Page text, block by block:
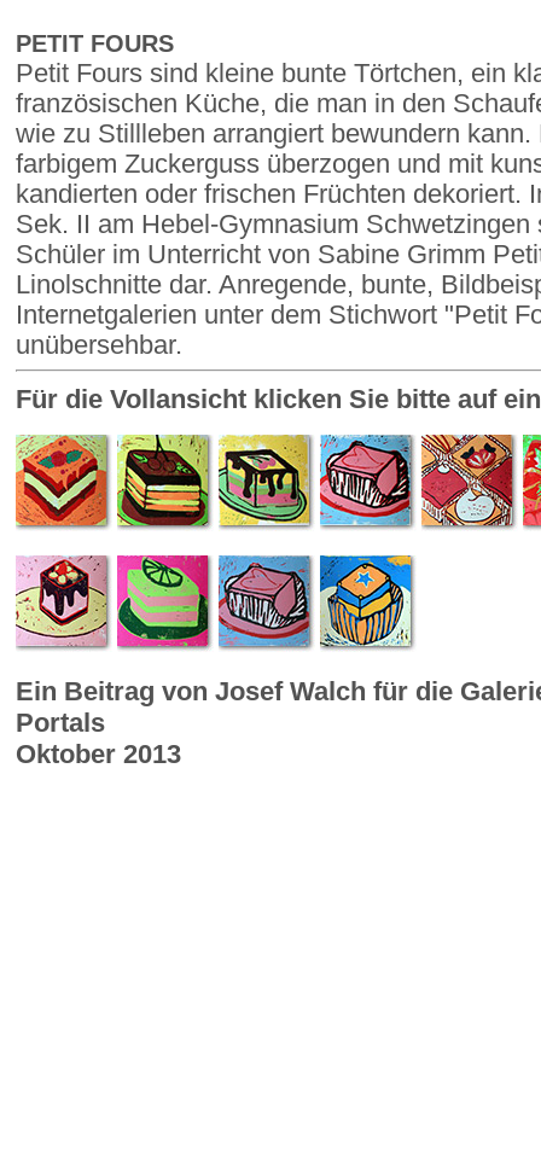
PETIT FOURS
Petit Fours sind kleine bunte Törtchen, ein
französischen Küche, die man in den
wie zu Stillleben arrangiert bewundern
farbigem Zuckerguss überzogen und mit
kandierten oder frischen Früchten dekoriert.
Sek. II am Hebel-Gymnasium
Schüler im Unterricht von Sabine Grimm
Linolschnitte dar. Anregende, bunte,
Internetgalerien unter dem Stichwort "Petit
unübersehbar.
Für die Vollansicht klicken Sie bitte auf
Ein Beitrag von Josef Walch für die
Portals
Oktober 2013